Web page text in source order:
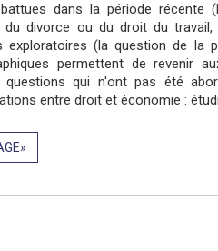
dans la période récente
divorce ou du droit du
exploratoires (la question de la
permettent de revenir
qui n'ont pas été
entre droit et économie :